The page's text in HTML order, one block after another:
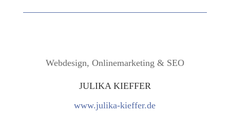
Webdesign, Onlinemarketing & SEO
JULIKA KIEFFER
www.julika-kieffer.de